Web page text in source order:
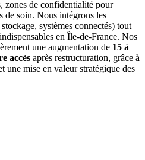
zones de confidentialité pour
de soin. Nous intégrons les
systèmes connectés) tout
en Île-de-France. Nos
une augmentation de 15 à
accès après restructuration, grâce à
une mise en valeur stratégique des